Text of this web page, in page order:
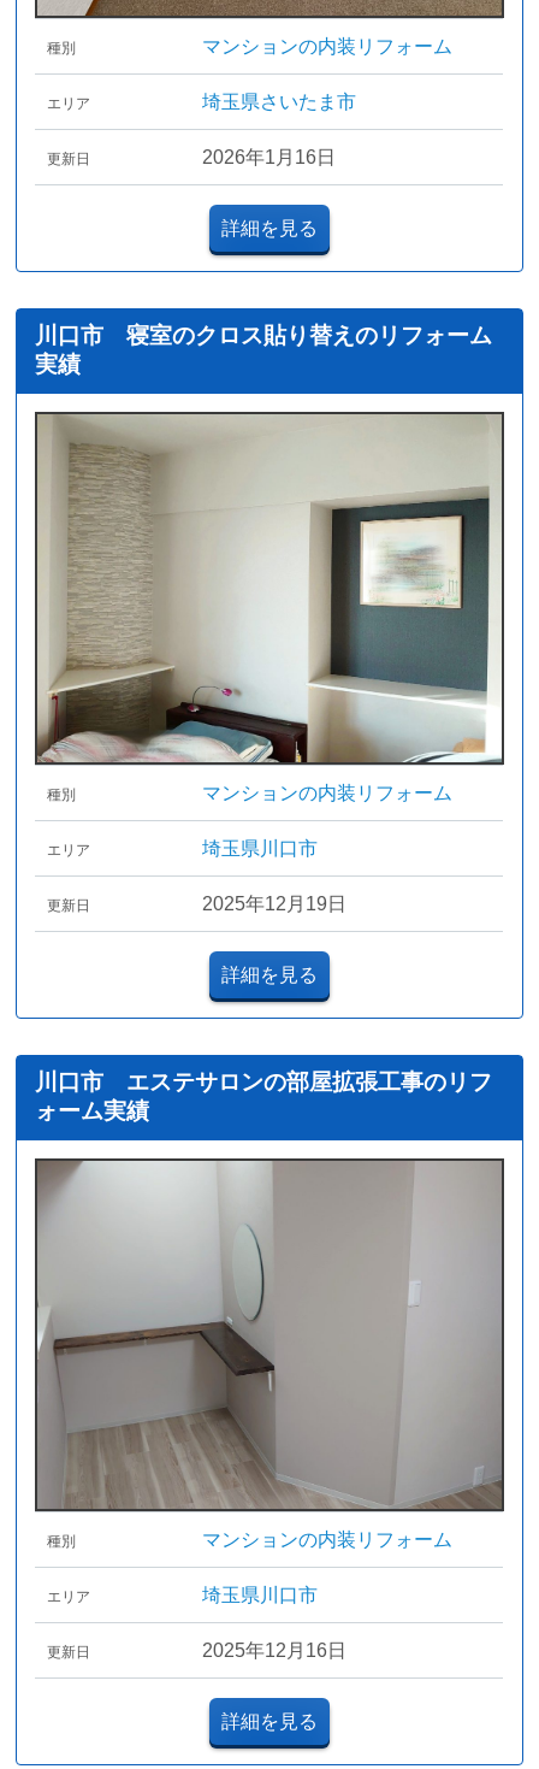
種別 マンションの内装リフォーム
エリア 埼玉県さいたま市
更新日 2026年1月16日
詳細を見る
川口市 寝室のクロス貼り替えのリフォーム
実績
種別 マンションの内装リフォーム
エリア 埼玉県川口市
更新日 2025年12月19日
詳細を見る
川口市 エステサロンの部屋拡張工事のリフ
ォーム実績
種別 マンションの内装リフォーム
エリア 埼玉県川口市
更新日 2025年12月16日
詳細を見る